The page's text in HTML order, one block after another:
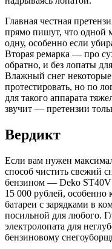
Главная честная
прямо пишут, что одной
одну, особенно если
Вторая ремарка — про
обратно, и без лопаты
Влажный снег
протестировать, но по
для такого аппарата
звучит — претензии
Вердикт
Если вам нужен
способ чистить свежий
бензином — Deko ST40V
15 000 рублей,
батареи с зарядками в
посильной для любого.
электролопата для
бензиновому